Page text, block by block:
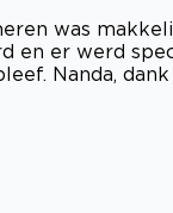
was
en er werd
Nanda,